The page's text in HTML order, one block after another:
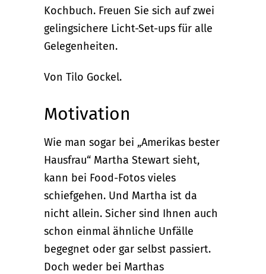
Kochbuch. Freuen Sie sich auf zwei
gelingsichere Licht-Set-ups für alle
Gelegenheiten.
Von Tilo Gockel.
Motivation
Wie man sogar bei „Amerikas bester
Hausfrau“ Martha Stewart sieht,
kann bei Food-Fotos vieles
schiefgehen. Und Martha ist da
nicht allein. Sicher sind Ihnen auch
schon einmal ähnliche Unfälle
begegnet oder gar selbst passiert.
Doch weder bei Marthas